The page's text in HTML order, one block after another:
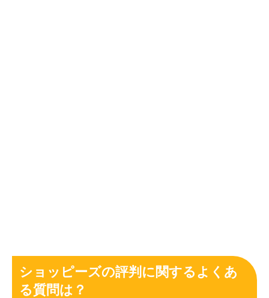
ショッピーズの評判に関するよくあ
る質問は？